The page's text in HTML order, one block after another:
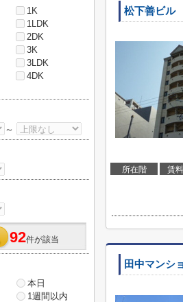
松下善ビル
所在階 賃料
田中マンシ
1K
1LDK
2DK
3K
3LDK
4DK
～
92件が該当
本日
1週間以内